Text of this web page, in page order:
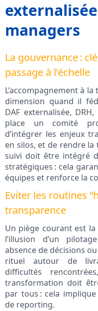
managers
La gouvernance :
passage à l’échelle
L’accompagnement à
dimension quand il
DAF externalisée,
place un comité
d’intégrer les enjeux
en silos, et de rendre
suivi doit être intégré
stratégiques : cela
équipes et renforce la
Eviter les routines
transparence
Un piège courant est
l’illusion d’un
absence de décisions
rituel autour de
difficultés
transformation doit
par tous : cela
de reporting.